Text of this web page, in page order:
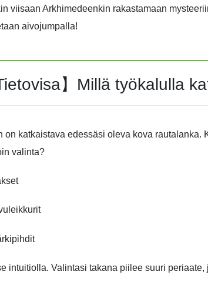
viisaan Arkhimedeenkin rakastamaan
aivojumpalla!
Tietovisa】Millä työkalulla
on katkaistava edessäsi oleva kova rautalanka.
valinta?
intuitiolla. Valintasi takana piilee suuri